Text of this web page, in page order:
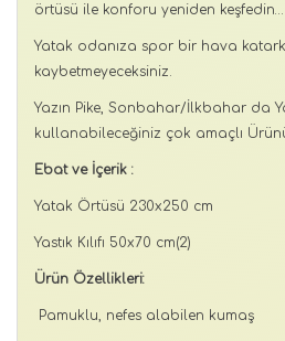
örtüsü ile konforu yeniden keşfedin…
Yatak odanıza spor bir hava
kaybetmeyeceksiniz.
Yazın Pike, Sonbahar/İlkbahar da
kullanabileceğiniz çok amaçlı
Ebat ve İçerik :
Yatak Örtüsü 230x250 cm
Yastık Kılıfı 50x70 cm(2)
Ürün Özellikleri:
Pamuklu, nefes alabilen kumaş